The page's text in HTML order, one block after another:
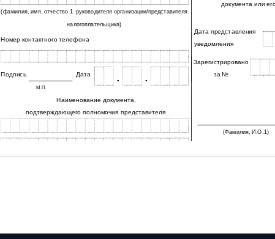
документа или
(фамилия, имя, отчество 1 руководителя организации/представителя
налогоплательщика)
Дата представления
уведомления
Номер контактного телефона
Зарегистрировано
за №
Подпись Дата . .
М.П.
Наименование документа,
подтверждающего полномочия представителя
(Фамилия, И.О.1)